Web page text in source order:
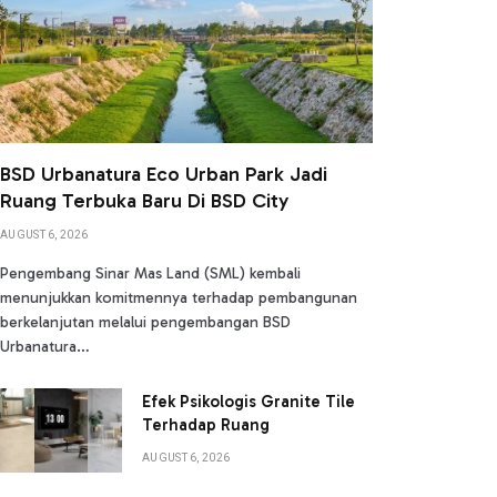
BSD Urbanatura Eco Urban Park Jadi
Ruang Terbuka Baru Di BSD City
AUGUST 6, 2026
Pengembang Sinar Mas Land (SML) kembali
menunjukkan komitmennya terhadap pembangunan
berkelanjutan melalui pengembangan BSD
Urbanatura…
Efek Psikologis Granite Tile
Terhadap Ruang
AUGUST 6, 2026